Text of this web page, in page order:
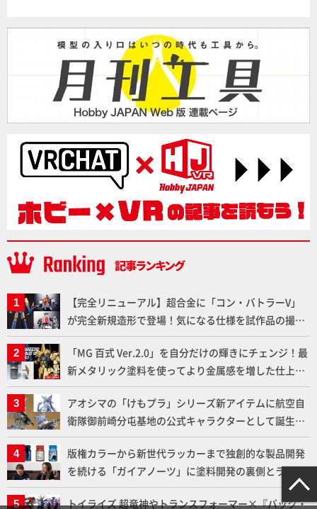
【完全リニューアル】超合金に「コン・バトラーV」
が完全新規造形で登場！気になる仕様を試作品の撮り
下ろしでご紹介!!さらに「大鉄人17」＆「ワンエイ
ト」セット情報もお届け！【超合金の魂】
「MG 百式 Ver.2.0」を自分だけの輝きにチェンジ！最
新メタリック塗料を使ってより金属感を増した仕上が
りに!!【試し読み】
アオシマの「けもプラ」シリーズ新アイテムに航空自
衛隊御前崎分屯基地の公式キャラクターとして誕生し
た「おまねこ」が着任！けもプラ公式サイト限定版と
通常版の2ラインで発売！
版権カラーから新世代ラッカーまで独創的な製品開発
を続ける「ガイアノーツ」に塗料開発の裏側とラッカ
ー塗料の未来についてインタビュー！
トイライズ 超竜神やトランスフォーマー×『バック・